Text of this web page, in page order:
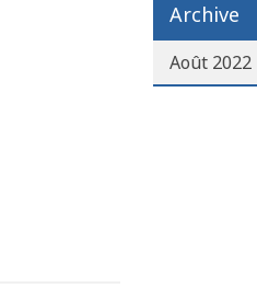
Archive
Août 2022